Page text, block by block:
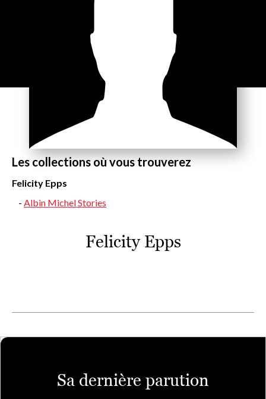
Les collections où vous trouverez
Felicity Epps
Albin Michel Stories
Felicity Epps
Sa dernière parution